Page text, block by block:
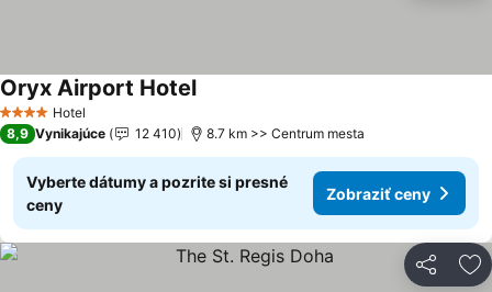
4 Počet hviezdičiek
Hotel
Oryx Airport Hotel
8,9 Vynikajúce 12 410 8.7 km >> Centrum mesta
Vyberte dátumy a pozrite si presné
ceny
Zobraziť ceny
Zdieľať